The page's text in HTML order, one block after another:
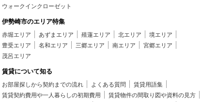
ウォークインクローゼット
伊勢崎市のエリア特集
赤堀エリア あずまエリア 殖蓮エリア 北エリア
境エリア
豊受エリア
名和エリア 三郷エリア 南エリア
宮郷エリア
茂呂エリア
賃貸について知る
お部屋探しから契約までの流れ よくある質問
賃貸用語集
賃貸契約費用や一人暮らしの初期費用
賃貸物件の間取り図や資料の見方